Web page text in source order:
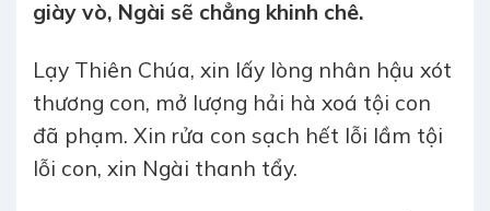
giày vò, Ngài sẽ chẳng khinh chê.
Lạy Thiên Chúa, xin lấy lòng nhân hậu xót
thương con, mở lượng hải hà xoá tội con
đã phạm. Xin rửa con sạch hết lỗi lầm tội
lỗi con, xin Ngài thanh tẩy.